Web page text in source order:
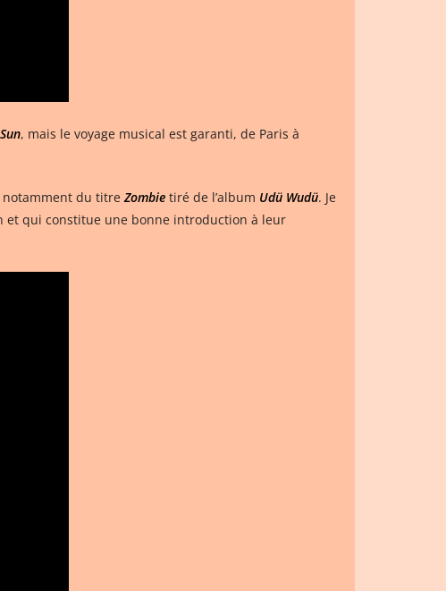
, mais le voyage musical est garanti, de Paris à
notamment du titre Zombie tiré de l’album Udü Wudü. Je
et qui constitue une bonne introduction à leur